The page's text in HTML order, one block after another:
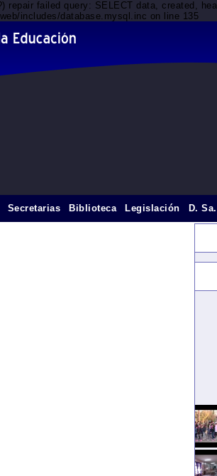
failed query: SELECT data, created,
includes/database.mysql.inc on line 135
Secretarias Biblioteca Legislación D.